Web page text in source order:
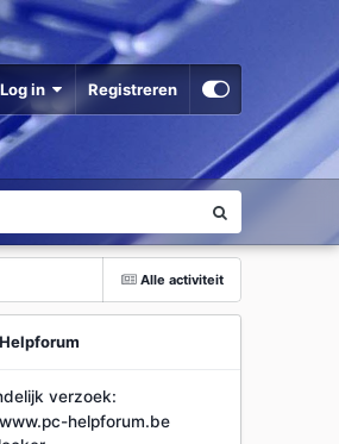
in Registreren
Alle activiteit
verzoek:
helpforum.be